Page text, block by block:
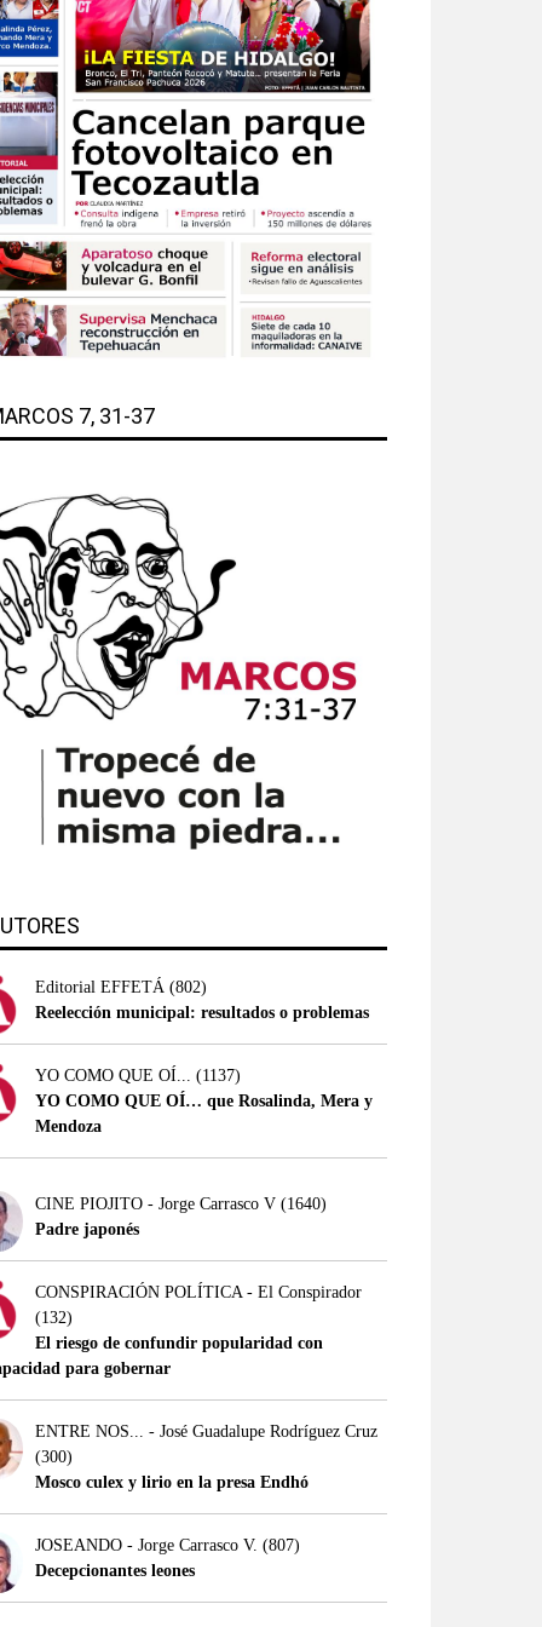
7, 31-37
Editorial EFFETÁ (802)
Reelección municipal: resultados o problemas
YO COMO QUE OÍ... (1137)
YO COMO QUE OÍ… que Rosalinda, Mera y
Mendoza
CINE PIOJITO - Jorge Carrasco V (1640)
Padre japonés
CONSPIRACIÓN POLÍTICA - El Conspirador
(132)
El riesgo de confundir popularidad con
para gobernar
ENTRE NOS... - José Guadalupe Rodríguez Cruz
(300)
Mosco culex y lirio en la presa Endhó
JOSEANDO - Jorge Carrasco V. (807)
Decepcionantes leones